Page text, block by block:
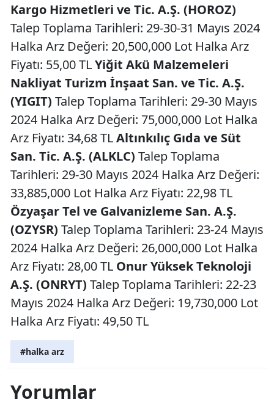
Kargo Hizmetleri ve Tic. A.Ş. (HOROZ)
Talep Toplama Tarihleri: 29-30-31 Mayıs 2024
Halka Arz Değeri: 20,500,000 Lot Halka Arz
Fiyatı: 55,00 TLYiğit Akü Malzemeleri
Nakliyat Turizm İnşaat San. ve Tic. A.Ş.
(YIGIT) Talep Toplama Tarihleri: 29-30 Mayıs
2024 Halka Arz Değeri: 75,000,000 Lot Halka
Arz Fiyatı: 34,68 TLAltınkılıç Gıda ve Süt
San. Tic. A.Ş. (ALKLC) Talep Toplama
Tarihleri: 29-30 Mayıs 2024 Halka Arz Değeri:
33,885,000 Lot Halka Arz Fiyatı: 22,98 TL
Özyaşar Tel ve Galvanizleme San. A.Ş.
(OZYSR) Talep Toplama Tarihleri: 23-24 Mayıs
2024 Halka Arz Değeri: 26,000,000 Lot Halka
Arz Fiyatı: 28,00 TL Onur Yüksek Teknoloji
A.Ş. (ONRYT) Talep Toplama Tarihleri: 22-23
Mayıs 2024 Halka Arz Değeri: 19,730,000 Lot
Halka Arz Fiyatı: 49,50 TL
#halka arz
Yorumlar